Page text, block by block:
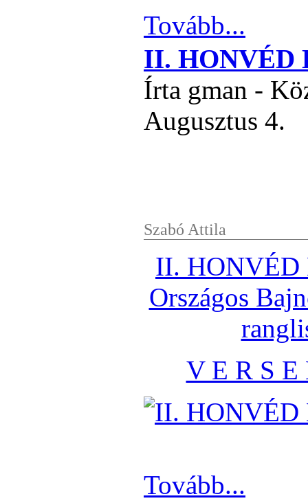
Tovább...
II. HONVÉD
Írta gman -
Augusztus 4.
Szabó Attila
II. HONVÉD
Országos
V E R S
Tovább...